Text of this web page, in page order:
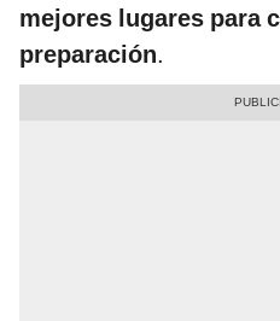
mejores lugares para
preparación.